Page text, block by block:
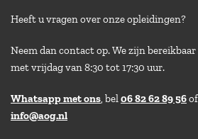
Heeft u vragen over onze opleidingen?
Neem dan contact op. We zijn
met vrijdag van 8:30 tot 17:30 uur.
Whatsapp met ons, bel06 82 62 89 56
info@aog.nl